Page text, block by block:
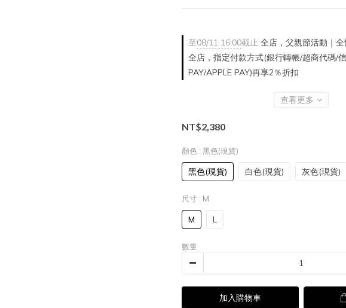
至08/11 16:00截止 全店，父親節活動｜
全店，指定付款方式(銀行轉帳/超商代碼/
PAY/APPLE PAY)再享2％折扣
查看更多
NT$2,380
顏色 : 黑色(現貨)
黑色(現貨) 白色(現貨) 灰色(現貨)
尺寸 : M
M L
數量
加入購物車